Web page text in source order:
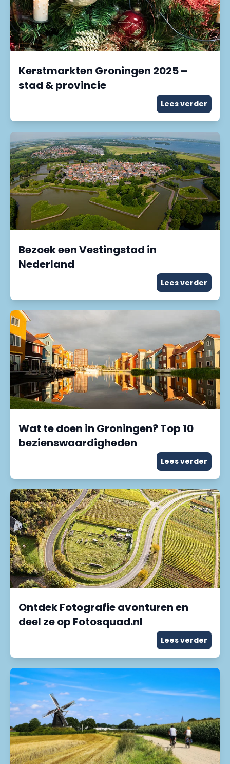
Kerstmarkten Groningen 2025 –
stad & provincie
Lees verder
Bezoek een Vestingstad in
Nederland
Lees verder
Wat te doen in Groningen? Top 10
bezienswaardigheden
Lees verder
Ontdek Fotografie avonturen en
deel ze op Fotosquad.nl
Lees verder